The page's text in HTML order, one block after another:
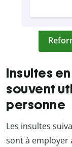
Insultes
souvent
personne
Les insultes
sont à employer